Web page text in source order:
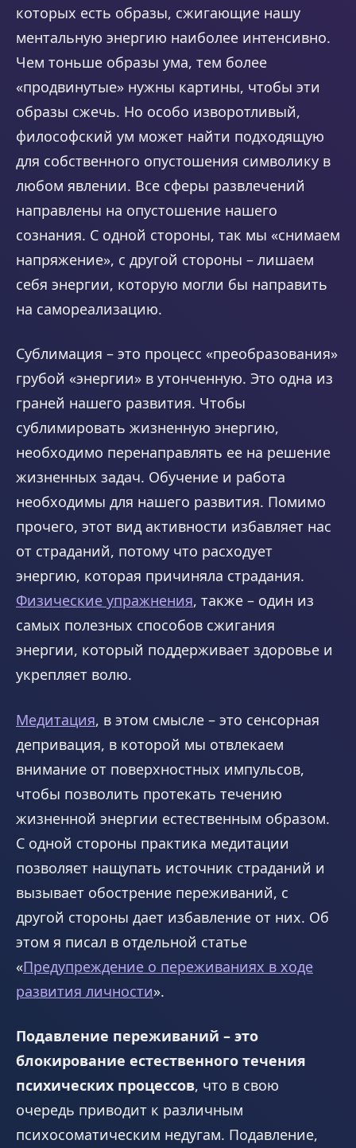
которых есть образы, сжигающие нашу
ментальную энергию наиболее интенсивно.
Чем тоньше образы ума, тем более
«продвинутые» нужны картины, чтобы эти
образы сжечь. Но особо изворотливый,
философский ум может найти подходящую
для собственного опустошения символику в
любом явлении. Все сферы развлечений
направлены на опустошение нашего
сознания. С одной стороны, так мы «снимаем
напряжение», с другой стороны – лишаем
себя энергии, которую могли бы направить
на самореализацию.
Сублимация – это процесс «преобразования»
грубой «энергии» в утонченную. Это одна из
граней нашего развития. Чтобы
сублимировать жизненную энергию,
необходимо перенаправлять ее на решение
жизненных задач. Обучение и работа
необходимы для нашего развития. Помимо
прочего, этот вид активности избавляет нас
от страданий, потому что расходует
энергию, которая причиняла страдания.
Физические упражнения, также – один из
самых полезных способов сжигания
энергии, который поддерживает здоровье и
укрепляет волю.
Медитация, в этом смысле – это сенсорная
депривация, в которой мы отвлекаем
внимание от поверхностных импульсов,
чтобы позволить протекать течению
жизненной энергии естественным образом.
С одной стороны практика медитации
позволяет нащупать источник страданий и
вызывает обострение переживаний, с
другой стороны дает избавление от них. Об
этом я писал в отдельной статье
«Предупреждение о переживаниях в ходе
развития личности».
Подавление переживаний – это
блокирование естественного течения
психических процессов, что в свою
очередь приводит к различным
психосоматическим недугам. Подавление,